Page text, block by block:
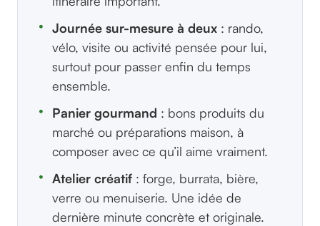
Journée sur-mesure à deux : rando,
vélo, visite ou activité pensée pour lui,
surtout pour passer enfin du temps
ensemble.
Panier gourmand : bons produits du
marché ou préparations maison, à
composer avec ce qu’il aime vraiment.
Atelier créatif : forge, burrata, bière,
verre ou menuiserie. Une idée de
dernière minute concrète et originale.